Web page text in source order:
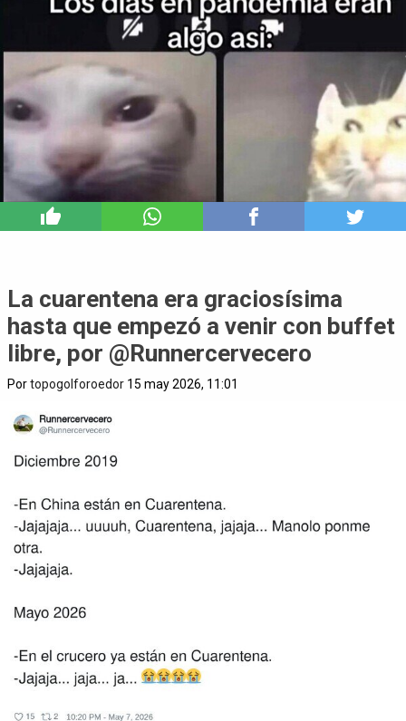
La cuarentena era graciosísima
hasta que empezó a venir con buffet
libre, por @Runnercervecero
Portopogolforoedor 15 may 2026, 11:01